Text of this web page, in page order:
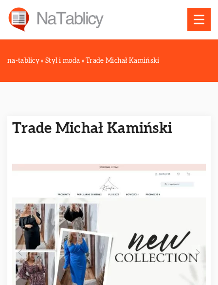
na-tablicy » Styl i moda »Trade Michał Kamiński
Trade Michał Kamiński